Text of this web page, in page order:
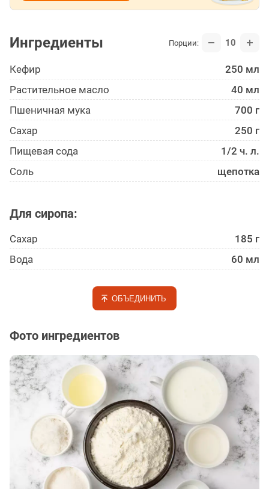
Ингредиенты Порции: 10
Кефир
250 мл
Растительное масло
40 мл
Пшеничная мука
700 г
Сахар
250 г
Пищевая сода
1/2 ч. л.
Соль
щепотка
Для сиропа:
Сахар
185 г
Вода
60 мл
ОБЪЕДИНИТЬ
Фото ингредиентов